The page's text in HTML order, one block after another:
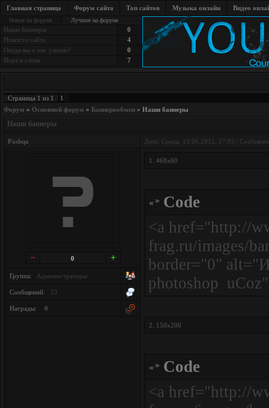
Главная страница Форум сайта Топ сайтов Музыка онлайн Видео
Новое на форуме Лучшее на форуме
Наши баннеры
0
Новости сайта
4
Окуда вы о нас узнали?
0
Игра в слова
7
Страница 1 из 1 1
Форум » Основной форум » Баннерообмен » Наши баннеры
Наши баннеры
Pashqa Дата: Среда, 13.06.2012, 17:05 |
0
Группа: Администраторы
Сообщений: 23
Награды: 0
1. 468х60
Code
<a href="http://
frag.ru/images/
border="0"
photoshop
2. 150x200
Code
<a href="http://